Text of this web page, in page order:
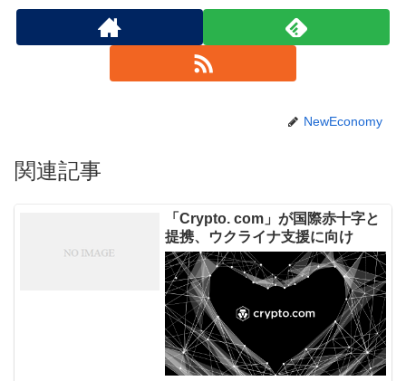
NewEconomy
関連記事
「Crypto. com」が国際赤十字と
提携、ウクライナ支援に向け